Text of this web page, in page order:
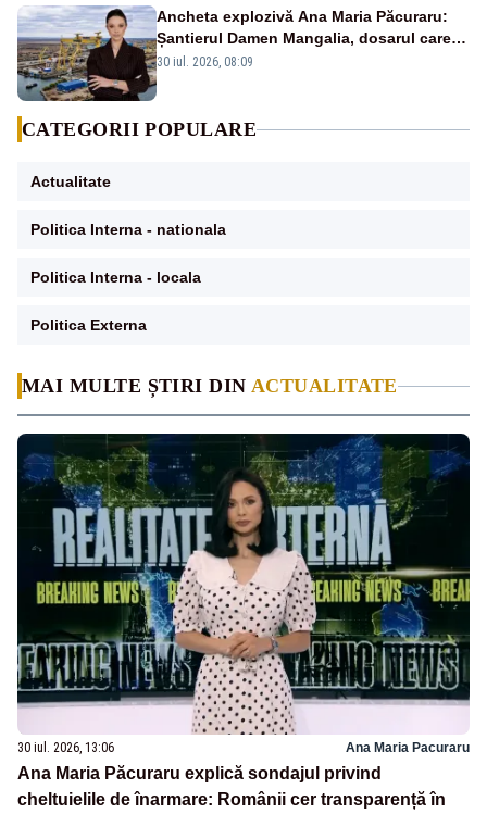
MAI MULTE ȘTIRI DIN ACTUALITATE
30 iul. 2026, 13:06 Ana Maria Pacuraru
Ana Maria Păcuraru explică sondajul privind
cheltuielile de înarmare: Românii cer transparență în
Ancheta explozivă Ana Maria Păcuraru:
Șantierul Damen Mangalia, dosarul care
scufundă apărarea României
30 iul. 2026, 08:09
CATEGORII POPULARE
Actualitate
Politica Interna - nationala
Politica Interna - locala
Politica Externa